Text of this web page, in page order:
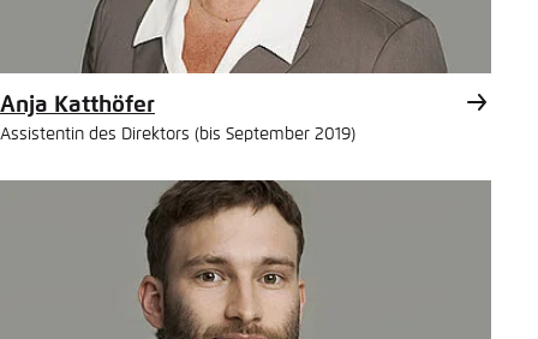
Anja Katthöfer
Assistentin des Direktors (bis September 2019)